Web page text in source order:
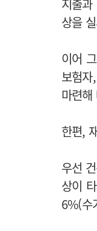
지출
상을
이어
보험
마련해
한편,
우선
상이
6%(수